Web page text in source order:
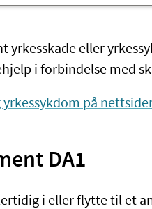
yrkesskade eller
i forbindelse med
yrkessykdom på
DA1
i eller flytte til et